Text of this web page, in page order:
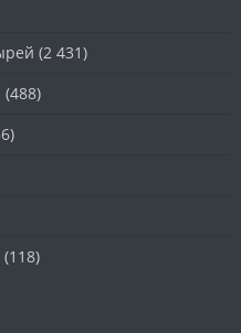
(2 431)
(488)
(118)